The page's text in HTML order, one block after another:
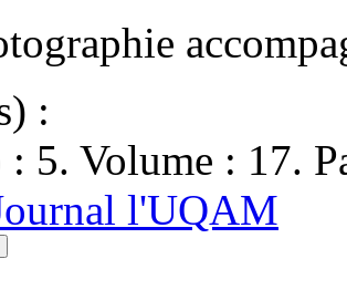
:
5. Volume : 17.
l'UQAM